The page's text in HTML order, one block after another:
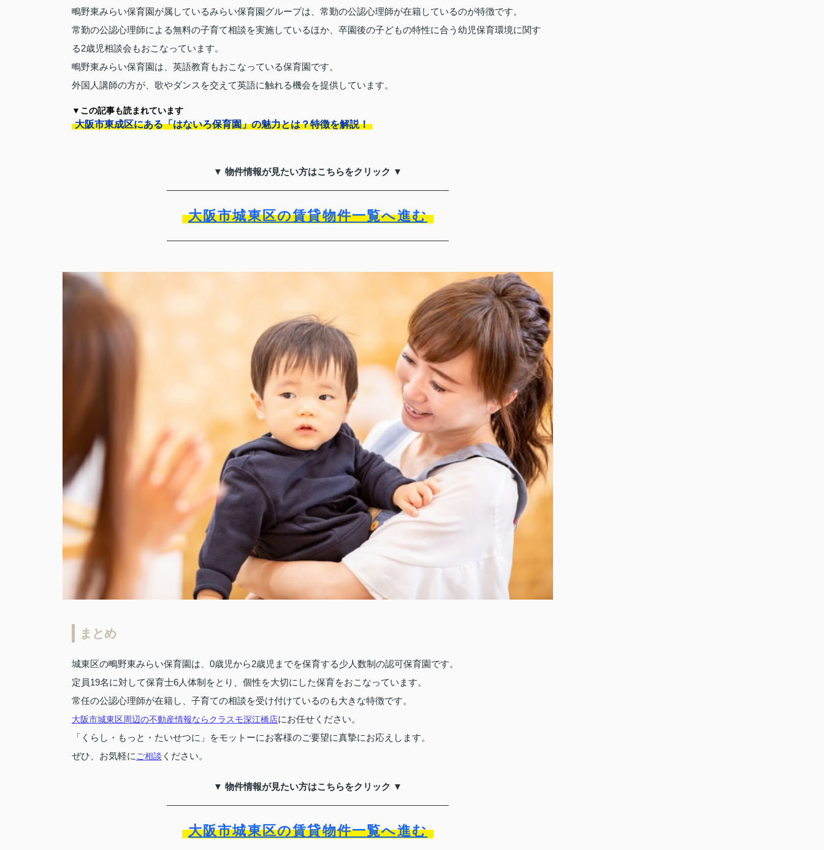
鴫野東みらい保育園が属しているみらい保育園グループは、常勤の公認心理師が在籍しているのが特徴です。
常勤の公認心理師による無料の子育て相談を実施しているほか、卒園後の子どもの特性に合う幼児保育環境に関す
る2歳児相談会もおこなっています。
鴫野東みらい保育園は、英語教育もおこなっている保育園です。
外国人講師の方が、歌やダンスを交えて英語に触れる機会を提供しています。
▼この記事も読まれています
大阪市東成区にある「はないろ保育園」の魅力とは？特徴を解説！
▼ 物件情報が見たい方はこちらをクリック ▼
大阪市城東区の賃貸物件一覧へ進む
まとめ
城東区の鴫野東みらい保育園は、0歳児から2歳児までを保育する少人数制の認可保育園です。
定員19名に対して保育士6人体制をとり、個性を大切にした保育をおこなっています。
常任の公認心理師が在籍し、子育ての相談を受け付けているのも大きな特徴です。
大阪市城東区周辺の不動産情報ならクラスモ深江橋店にお任せください。
「くらし・もっと・たいせつに」をモットーにお客様のご要望に真摯にお応えします。
ぜひ、お気軽に ご相談 ください。
▼ 物件情報が見たい方はこちらをクリック ▼
大阪市城東区の賃貸物件一覧へ進む